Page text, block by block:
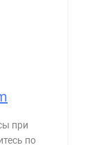
при
по